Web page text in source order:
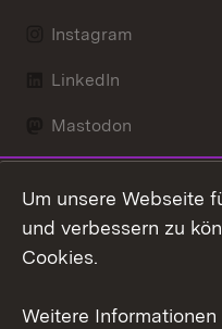
Instagram
LinkedIn
Mastodon
X / Twitter
Youtube
Um unsere Webseite
und verbessern zu
Cookies.
Weitere